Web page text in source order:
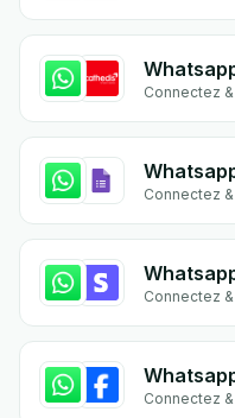
Connectez
Connectez
Connectez
Connectez